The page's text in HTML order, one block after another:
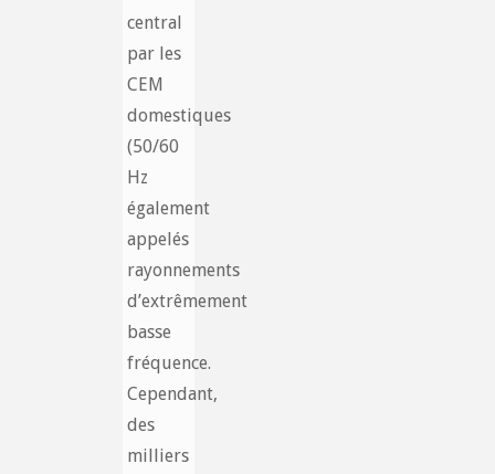
central
par les
CEM
domestiques
(50/60
Hz
également
appelés
rayonnements
d’extrêmement
basse
fréquence.
Cependant,
des
milliers